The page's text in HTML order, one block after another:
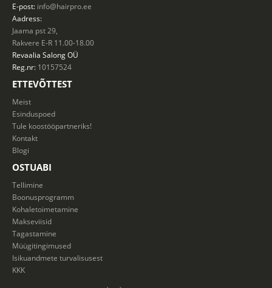
E-post: info@hairpro.ee
Aadress:
Jaama pst 29,
Rakvere E-R 11.00-18.00
Revaalia SalongOÜ
Reg.nr: 10157524
ETTEVÕTTEST
Meist
Esinduspoed
Tule koostööpartneriks!
Kontakt
Blogi
OSTUABI
Tellimine
Boonusprogramm
Kohaletoimetamine
Makseviisid
Tagastamine
Müügitingimused
Isikuandmete turvalisusest
KKK